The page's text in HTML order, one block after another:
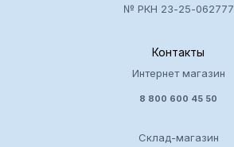
№ РКН 23-25-062777
Контакты
Интернет магазин
8 800 600 45 50
Склад-магазин